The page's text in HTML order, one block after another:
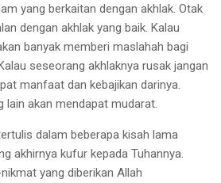
yang berkaitan dengan akhlak. Otak
dengan akhlak yang baik. Kalau
banyak memberi maslahah bagi
seseorang akhlaknya rusak jangan
manfaat dan kebajikan darinya.
lain akan mendapat mudarat.
dalam beberapa kisah lama
akhirnya kufur kepada Tuhannya.
yang diberikan Allah